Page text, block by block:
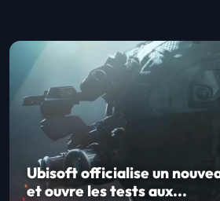
Ubisoft officialise un
et ouvre les tests aux...